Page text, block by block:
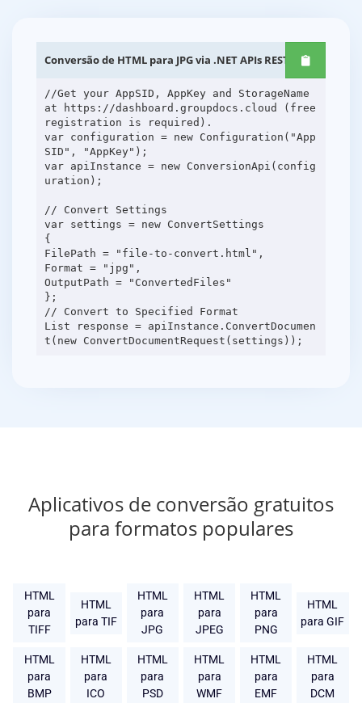
Conversão de HTML para JPG via .NET APIs REST
//Get your AppSID, AppKey and StorageName
at https://dashboard.groupdocs.cloud (free
registration is required).
var configuration = new Configuration("App
SID", "AppKey");
var apiInstance = new ConversionApi(config
uration);
// Convert Settings
var settings = new ConvertSettings
{
FilePath = "file-to-convert.html",
Format = "jpg",
OutputPath = "ConvertedFiles"
};
// Convert to Specified Format
List response = apiInstance.ConvertDocumen
Aplicativos de conversão gratuitos
para formatos populares
HTML
para
TIFF
HTML
para TIF
HTML
para
JPG
HTML
para
JPEG
HTML
para
PNG
HTML
para GIF
HTML
para
BMP
HTML
para
ICO
HTML
para
PSD
HTML
para
WMF
HTML
para
EMF
HTML
para
DCM